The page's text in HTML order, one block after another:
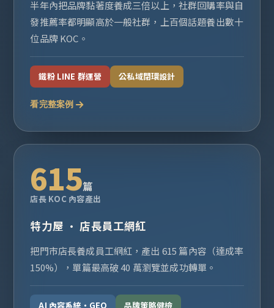
半年內把品牌黏著度養成三倍以上，社群回購率與自
發推薦率都明顯高於一般社群，上百個話題養出數十
位品牌 KOC。
鐵粉 LINE 群運營 公私域閉環設計
看完整案例
615篇
店長 KOC 內容產出
特力屋 · 店長員工網紅
把門市店長養成員工網紅，產出 615 篇內容（達成率
150%），單篇最高破 40 萬瀏覽並成功轉單。
AI 內容系統・GEO 品牌策略健檢